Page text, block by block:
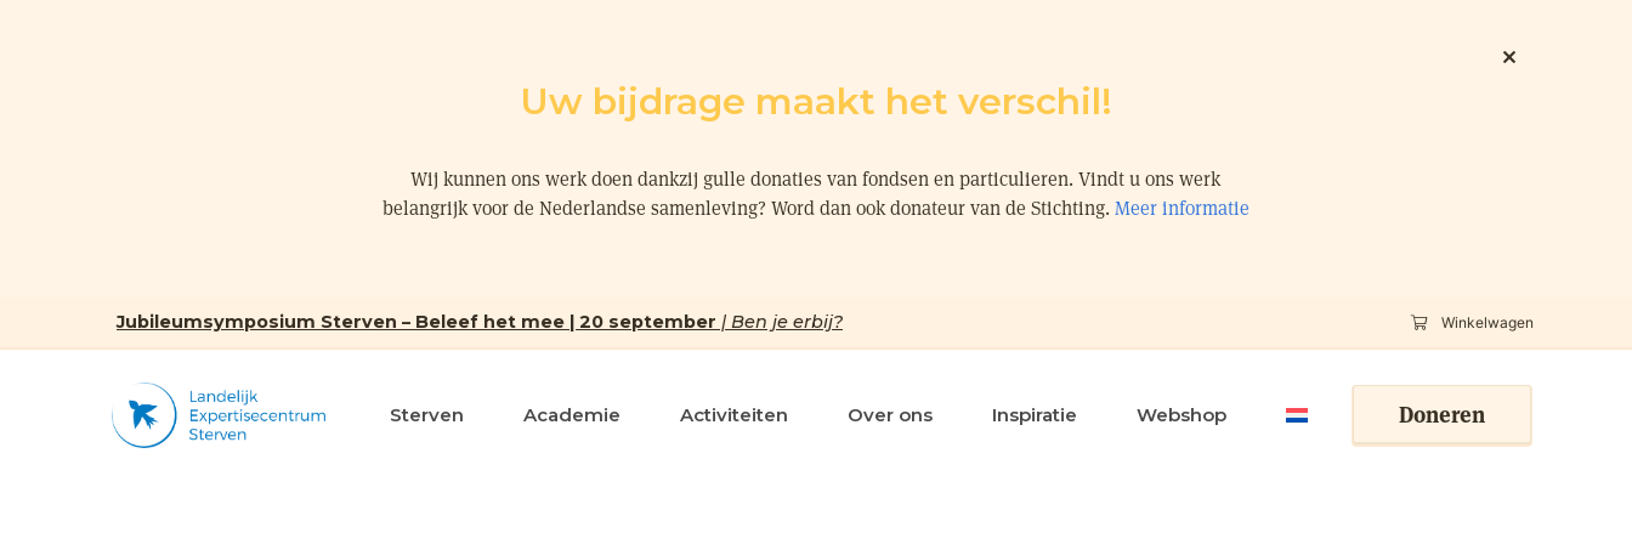
Uw bijdrage maakt het verschil!
Wij kunnen ons werk doen dankzij gulle donaties van fondsen en particulieren. Vindt u ons werk
belangrijk voor de Nederlandse samenleving? Word dan ook donateur van de Stichting. Meer informatie
Jubileumsymposium Sterven – Beleef het mee | 20 september | Ben je erbij? Winkelwagen
Sterven Academie Activiteiten Over ons Inspiratie Webshop Doneren